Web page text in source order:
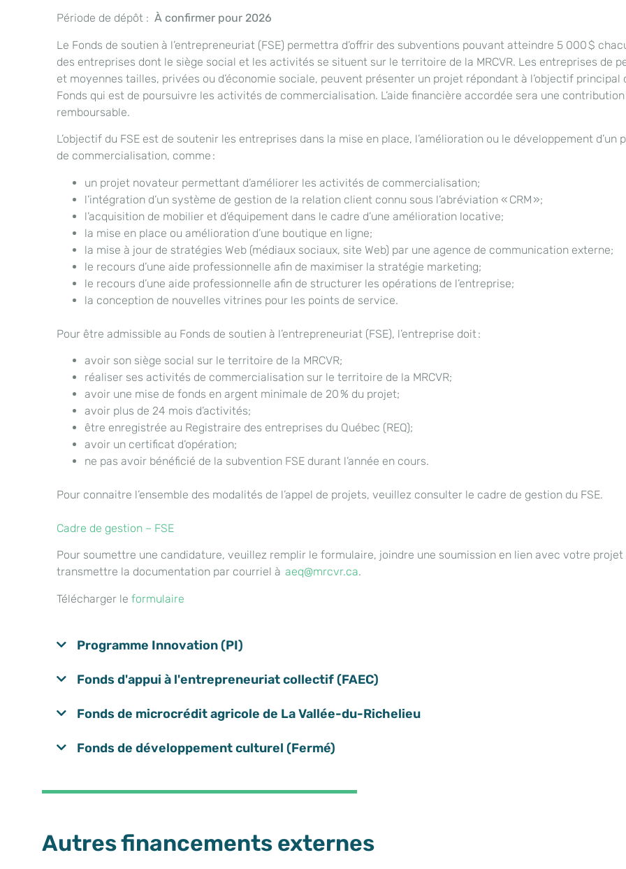
Période de dépôt : À confirmer pour 2026
Le Fonds de soutien à l’entrepreneuriat (FSE) permettra d’offrir des subventions pouvant atteindre 5 000 $
des entreprises dont le siège social et les activités se situent sur le territoire de la MRCVR. Les entreprises de
et moyennes tailles, privées ou d’économie sociale, peuvent présenter un projet répondant à l’objectif principal
Fonds qui est de poursuivre les activités de commercialisation. L’aide financière accordée sera une
remboursable.
L’objectif du FSE est de soutenir les entreprises dans la mise en place, l’amélioration ou le développement d’un
de commercialisation, comme :
un projet novateur permettant d’améliorer les activités de commercialisation;
l’intégration d’un système de gestion de la relation client connu sous l’abréviation « CRM »;
l’acquisition de mobilier et d’équipement dans le cadre d’une amélioration locative;
la mise en place ou amélioration d’une boutique en ligne;
la mise à jour de stratégies Web (médiaux sociaux, site Web) par une agence de communication externe;
le recours d’une aide professionnelle afin de maximiser la stratégie marketing;
le recours d’une aide professionnelle afin de structurer les opérations de l’entreprise;
la conception de nouvelles vitrines pour les points de service.
Pour être admissible au Fonds de soutien à l’entrepreneuriat (FSE), l’entreprise doit :
avoir son siège social sur le territoire de la MRCVR;
réaliser ses activités de commercialisation sur le territoire de la MRCVR;
avoir une mise de fonds en argent minimale de 20 % du projet;
avoir plus de 24 mois d’activités;
être enregistrée au Registraire des entreprises du Québec (REQ);
avoir un certificat d’opération;
ne pas avoir bénéficié de la subvention FSE durant l’année en cours.
Pour connaitre l’ensemble des modalités de l’appel de projets, veuillez consulter le cadre de gestion du FSE.
Cadre de gestion – FSE
Pour soumettre une candidature, veuillez remplir le formulaire, joindre une soumission en lien avec votre projet
transmettre la documentation par courriel à aeq@mrcvr.ca.
Télécharger le formulaire
Programme Innovation (PI)
Fonds d'appui à l'entrepreneuriat collectif (FAEC)​
Fonds de microcrédit agricole de La Vallée-du-Richelieu
Fonds de développement culturel (Fermé)
Autres financements externes